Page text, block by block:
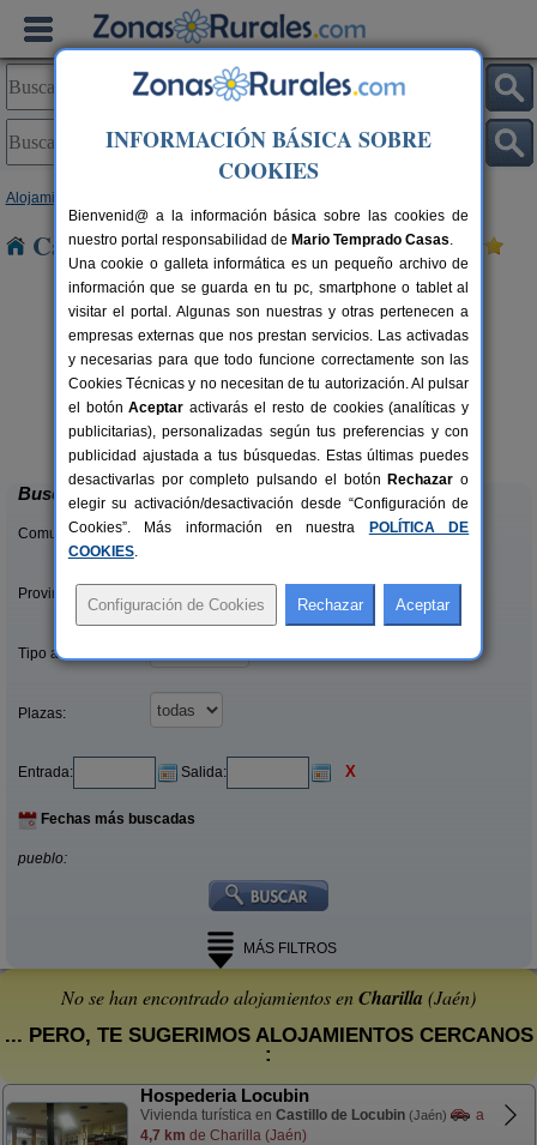
Alojamientos
Casas Rurales cerca de Charilla
15-20+7 pers.
desde25 €
Alojamiento Los Valeros
Beas de Segura (Jaén)
Buscar
Comunidades:
Provincias/Islas:
Tipo alquiler:
Plazas:
Entrada: Salida: X
Fechas más buscadas
pueblo:
MÁS FILTROS
No se han encontrado alojamientos enCharilla (Jaén)
... PERO, TE SUGERIMOS ALOJAMIENTOS CERCANOS
:
Hospederia Locubin
Vivienda turística en Castillo de Locubin (Jaén)
a
4,7 km de Charilla (Jaén)
INFORMACIÓN BÁSICA SOBRE
COOKIES
Bienvenid@ a la información básica sobre las cookies de
nuestro portal responsabilidad de Mario Temprado Casas.
Una cookie o galleta informática es un pequeño archivo de
información que se guarda en tu pc, smartphone o tablet al
visitar el portal. Algunas son nuestras y otras pertenecen a
empresas externas que nos prestan servicios. Las activadas
y necesarias para que todo funcione correctamente son las
Cookies Técnicas y no necesitan de tu autorización. Al pulsar
el botónAceptar activarás el resto de cookies (analíticas y
publicitarias), personalizadas según tus preferencias y con
publicidad ajustada a tus búsquedas. Estas últimas puedes
desactivarlas por completo pulsando el botón Rechazar o
elegir su activación/desactivación desde “Configuración de
Cookies”. Más información en nuestra
POLÍTICA DE
COOKIES.